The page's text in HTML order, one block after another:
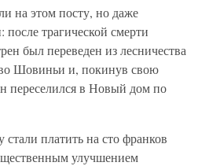
на этом посту, но даже
трагической смерти
был переведен из лесничества
Шовиньи и, покинув свою
переселился в Новый дом по
платить на сто франков
улучшением